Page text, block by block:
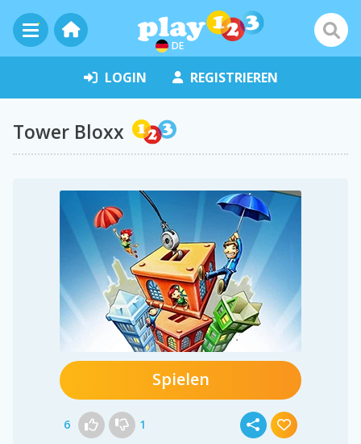
DE
LOGIN REGISTRIEREN
Tower Bloxx
Spielen
6 1